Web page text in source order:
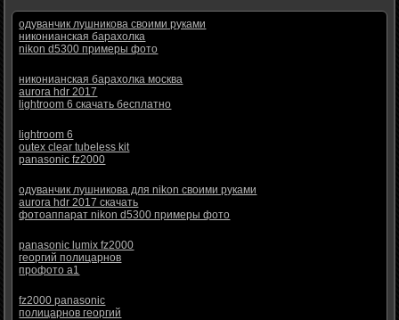
одуванчик лушникова своими руками
никонианская барахолка
nikon d5300 примеры фото
никонианская барахолка москва
aurora hdr 2017
lightroom 6 скачать бесплатно
lightroom 6
outex clear tubeless kit
panasonic fz2000
одуванчик лушникова для nikon своими руками
aurora hdr 2017 скачать
фотоаппарат nikon d5300 примеры фото
panasonic lumix fz2000
георгий полицарнов
профото а1
fz2000 panasonic
полицарнов георгий